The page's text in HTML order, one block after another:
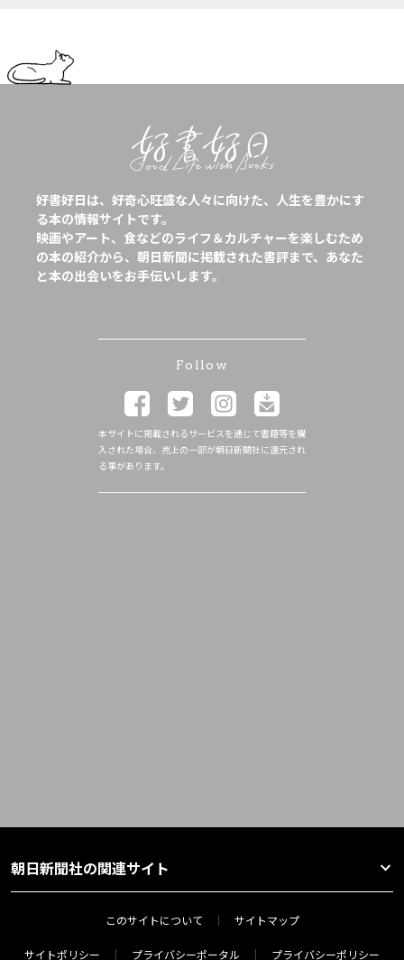
好書好日は、好奇心旺盛な人々に向けた、人生を豊かにす
る本の情報サイトです。
映画やアート、食などのライフ＆カルチャーを楽しむため
の本の紹介から、朝日新聞に掲載された書評まで、あなた
と本の出会いをお手伝いします。
Follow
本サイトに掲載されるサービスを通じて書籍等を購
入された場合、売上の一部が朝日新聞社に還元され
る事があります。
朝日新聞社の関連サイト
このサイトについて サイトマップ
サイトポリシー プライバシーポータル
プライバシーポリシー